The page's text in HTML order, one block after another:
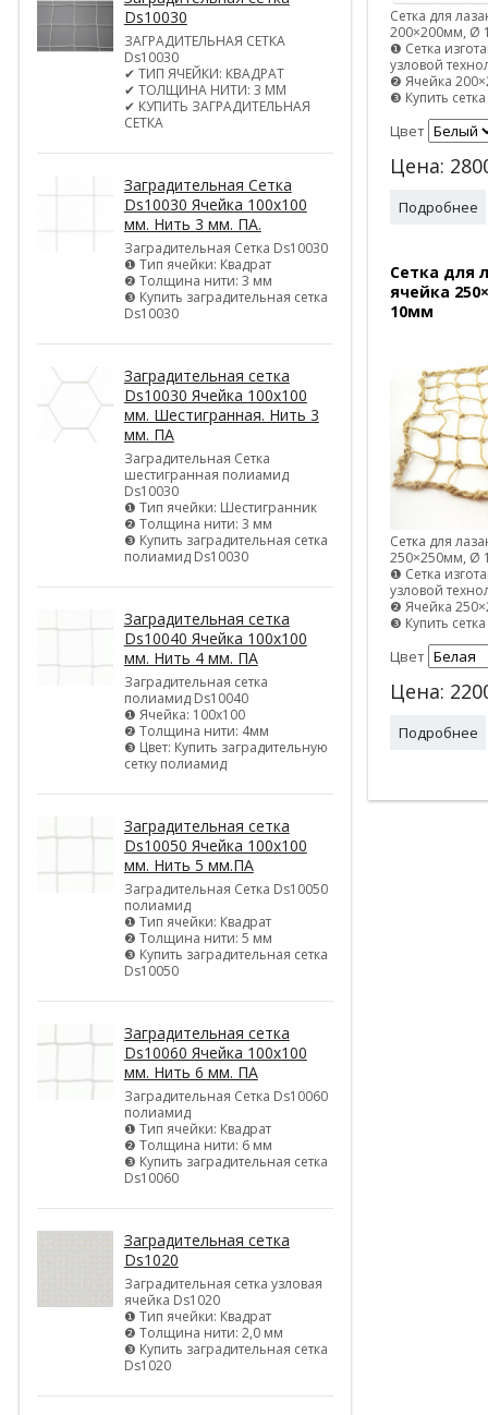
Ds10030
ЗАГРАДИТЕЛЬНАЯ СЕТКА
Ds10030
✔ ТИП ЯЧЕЙКИ: КВАДРАТ
✔ ТОЛЩИНА НИТИ: 3 ММ
✔ КУПИТЬ ЗАГРАДИТЕЛЬНАЯ
СЕТКА
Заградительная Сетка
Ds10030 Ячейка 100х100
мм. Нить 3 мм. ПА.
Заградительная Сетка Ds10030
❶ Тип ячейки: Квадрат
❷ Толщина нити: 3 мм
❸ Купить заградительная сетка
Ds10030
Заградительная сетка
Ds10030 Ячейка 100х100
мм. Шестигранная. Нить 3
мм. ПА
Заградительная Сетка
шестигранная полиамид
Ds10030
❶ Тип ячейки: Шестигранник
❷ Толщина нити: 3 мм
❸ Купить заградительная сетка
полиамид Ds10030
Заградительная сетка
Ds10040 Ячейка 100х100
мм. Нить 4 мм. ПА
Заградительная сетка
полиамид Ds10040
❶ Ячейка: 100х100
❷ Толщина нити: 4мм
❸ Цвет: Купить заградительную
сетку полиамид
Заградительная сетка
Ds10050 Ячейка 100х100
мм. Нить 5 мм.ПА
Заградительная Сетка Ds10050
полиамид
❶ Тип ячейки: Квадрат
❷ Толщина нити: 5 мм
❸ Купить заградительная сетка
Ds10050
Заградительная сетка
Ds10060 Ячейка 100х100
мм. Нить 6 мм. ПА
Заградительная Сетка Ds10060
полиамид
❶ Тип ячейки: Квадрат
❷ Толщина нити: 6 мм
❸ Купить заградительная сетка
Ds10060
Заградительная сетка
Ds1020
Заградительная сетка узловая
ячейка Ds1020
❶ Тип ячейки: Квадрат
❷ Толщина нити: 2,0 мм
❸ Купить заградительная сетка
Ds1020
Сетка для
200×200мм, Ø
❶ Сетка
узловой
❷ Ячейка
❸ Купить
Цвет
Цена:
Подробнее
Сетка для
ячейка
10мм
Сетка для
250×250мм, Ø
❶ Сетка
узловой
❷ Ячейка
❸ Купить
Цвет
Цена:
Подробнее